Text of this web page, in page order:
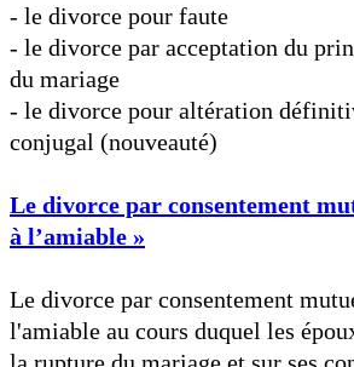
- le divorce pour faute
- le divorce par acceptation du
du mariage
- le divorce pour altération
conjugal (nouveauté)
Le divorce par consentement
à l’amiable »
Le divorce par consentement
l'amiable au cours duquel les